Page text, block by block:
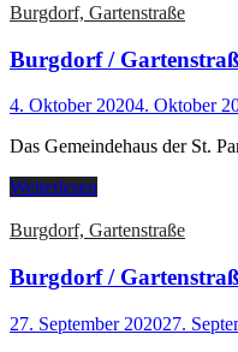
Burgdorf, Gartenstraße
Burgdorf /
4. Oktober 20204. Oktober
Das Gemeindehaus der St.
Weiterlesen
Burgdorf, Gartenstraße
Burgdorf /
27. September 202027.